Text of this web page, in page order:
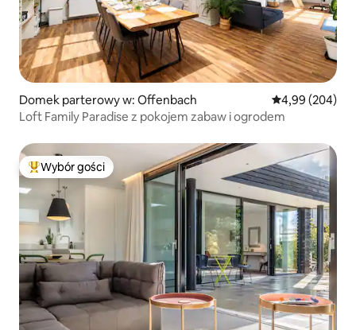
Domek parterowy w: Offenbach Średnia
4,99 (204)
Loft Family Paradise z pokojem zabaw i ogrodem
Najpopularniejsze z kategorii Wybór gości
Wybór gości